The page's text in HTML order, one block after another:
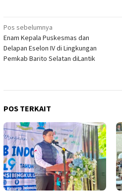
Navigasi
pos
Pos sebelumnya
Enam Kepala Puskesmas dan
Delapan Eselon IV di Lingkungan
Pemkab Barito Selatan diLantik
POS TERKAIT